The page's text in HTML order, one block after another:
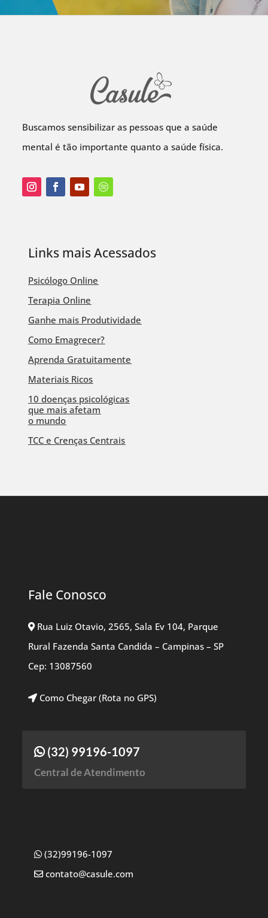
Buscamos sensibilizar as pessoas que a saúde
mental é tão importante quanto a saúde física.
Links mais Acessados
Psicólogo Online
Terapia Online
Ganhe mais Produtividade
Como Emagrecer?
Aprenda Gratuitamente
Materiais Ricos
10 doenças psicológicas
que mais afetam
o mundo
TCC e Crenças Centrais
Fale Conosco
Rua Luiz Otavio, 2565, Sala Ev 104, Parque
Rural Fazenda Santa Candida – Campinas – SP
Cep: 13087560
Como Chegar (Rota no GPS)
(32) 99196-1097
Central de Atendimento
(32)99196-1097
contato@casule.com